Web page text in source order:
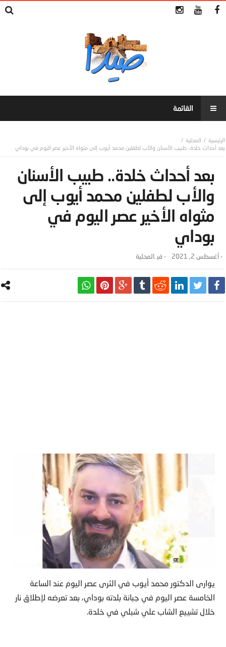
المحلية
بعد أحداث خلدة.. طبيب الأسنان والأب لطفلين محمد أيوب إلى مثواه الأخير عصر اليوم في بوداي
بعد أحداث خلدة.. طبيب الأسنان
والأب لطفلين محمد أيوب إلى
مثواه الأخير عصر اليوم في
بوداي
-أغسطس 2, 2021 - ‎في المحلية
يوارى الدكتور محمد أيوب في الثرى عصر اليوم عند الساعة
الخامسة عصر اليوم في جبانة بلدته بوداي، بعد تعرضه لإطلاق نار
خلال تشييع الشاب علي شبلي في خلدة.